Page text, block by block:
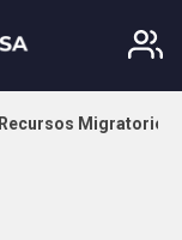
Recursos Migratorios